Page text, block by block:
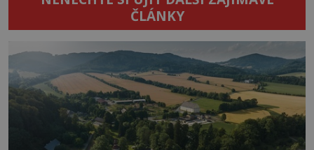
ČLÁNKY